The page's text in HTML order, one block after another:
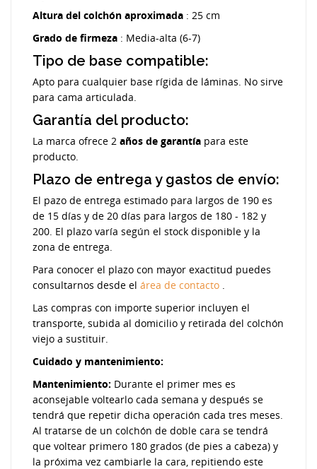
Altura del colchón aproximada : 25 cm
Grado de firmeza : Media-alta (6-7)
Tipo de base compatible:
Apto para cualquier base rígida de láminas. No sirve
para cama articulada.
Garantía del producto:
La marca ofrece 2 años de garantía para este
producto.
Plazo de entrega y gastos de envío:
El pazo de entrega estimado para largos de 190 es
de 15 días y de 20 días para largos de 180 - 182 y
200. El plazo varía según el stock disponible y la
zona de entrega.
Para conocer el plazo con mayor exactitud puedes
consultarnos desde el área de contacto .
Las compras con importe superior incluyen el
transporte, subida al domicilio y retirada del colchón
viejo a sustituir.
Cuidado y mantenimiento:
Mantenimiento: Durante el primer mes es
aconsejable voltearlo cada semana y después se
tendrá que repetir dicha operación cada tres meses.
Al tratarse de un colchón de doble cara se tendrá
que voltear primero 180 grados (de pies a cabeza) y
la próxima vez cambiarle la cara, repitiendo este